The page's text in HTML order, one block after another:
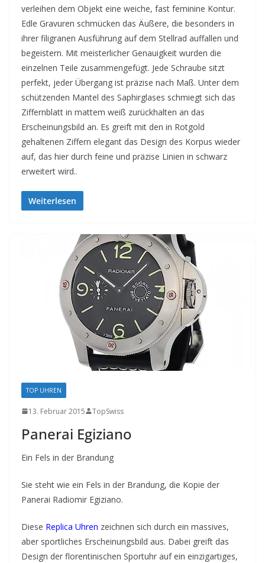
verleihen dem Objekt eine weiche, fast feminine Kontur.
Edle Gravuren schmücken das Äußere, die besonders in
ihrer filigranen Ausführung auf dem Stellrad auffallen und
begeistern. Mit meisterlicher Genauigkeit wurden die
einzelnen Teile zusammengefügt. Jede Schraube sitzt
perfekt, jeder Übergang ist präzise nach Maß. Unter dem
schützenden Mantel des Saphirglases schmiegt sich das
Ziffernblatt in mattem weiß zurückhalten an das
Erscheinungsbild an. Es greift mit den in Rotgold
gehaltenen Ziffern elegant das Design des Korpus wieder
auf, das hier durch feine und präzise Linien in schwarz
erweitert wird..
Weiterlesen
TOP UHREN
13. Februar 2015 TopSwiss
Panerai Egiziano
Ein Fels in der Brandung
Sie steht wie ein Fels in der Brandung, die Kopie der
Panerai Radiomir Egiziano.
Diese Replica Uhren zeichnen sich durch ein massives,
aber sportliches Erscheinungsbild aus. Dabei greift das
Design der florentinischen Sportuhr auf ein einzigartiges,